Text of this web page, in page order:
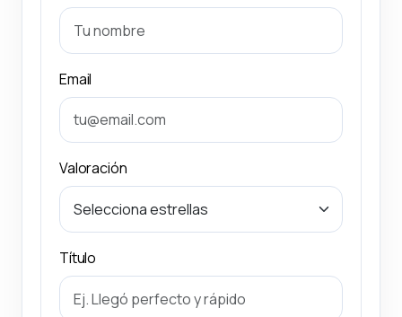
Email
Valoración
Título